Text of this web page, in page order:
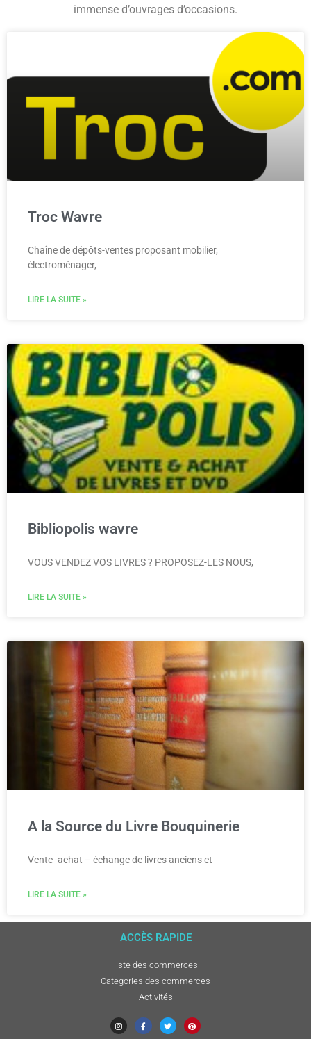
immense d’ouvrages d’occasions.
Troc Wavre
Chaîne de dépôts-ventes proposant mobilier,
électroménager,
LIRE LA SUITE »
Bibliopolis wavre
VOUS VENDEZ VOS LIVRES ? PROPOSEZ-LES NOUS,
LIRE LA SUITE »
A la Source du Livre Bouquinerie
Vente -achat – échange de livres anciens et
LIRE LA SUITE »
ACCÈS RAPIDE
liste des commerces
Categories des commerces
Activités